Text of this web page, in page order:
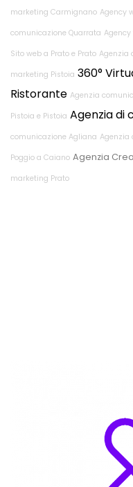
marketing Carmignano Agency
comunicazione Quarrata
Sito web a Prato e Prato Agenzia
marketing Pistoia 360°
Ristorante Agenzia
Pistoia e Pistoia Agenzia di
comunicazione Agliana Agenzia
Poggio a Caiano Agenzia
marketing Prato